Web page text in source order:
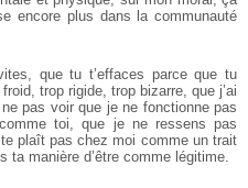
encore plus dans la communauté
que tu t’effaces parce que tu
trop rigide, trop bizarre, que j’ai
pas voir que je ne fonctionne pas
toi, que je ne ressens pas
plaît pas chez moi comme un trait
manière d’être comme légitime.